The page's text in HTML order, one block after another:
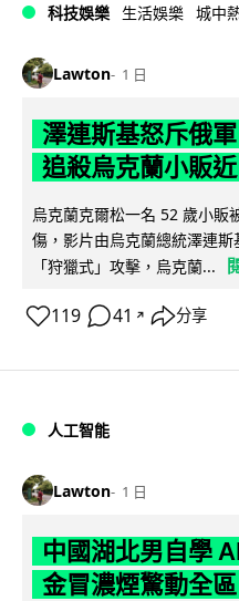
科技娛樂 生活娛樂 城中
Lawton 1 日
澤連斯基怒斥俄
追殺烏克蘭小販
烏克蘭克爾松一名 52 歲小販
傷，影片由烏克蘭總統澤連
「狩獵式」攻擊，烏克蘭...
119 41 ↗ 分享
人工智能
Lawton 1 日
中國湖北男自學
金冒濃煙驚動全區